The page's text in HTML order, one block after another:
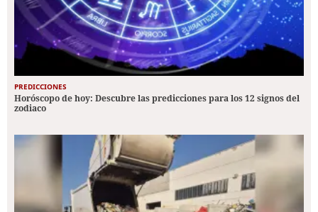
PREDICCIONES
Horóscopo de hoy: Descubre las predicciones para los 12 signos del
zodiaco